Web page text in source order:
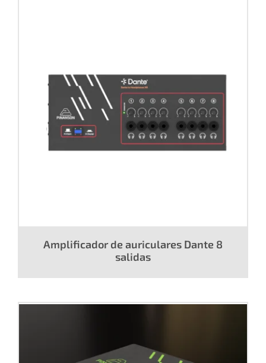
Amplificador de auriculares Dante 8
salidas